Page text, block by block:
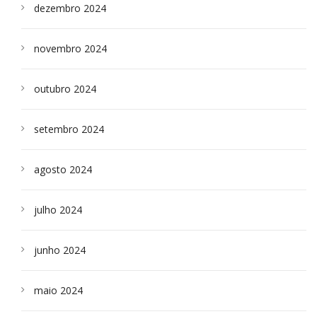
dezembro 2024
novembro 2024
outubro 2024
setembro 2024
agosto 2024
julho 2024
junho 2024
maio 2024